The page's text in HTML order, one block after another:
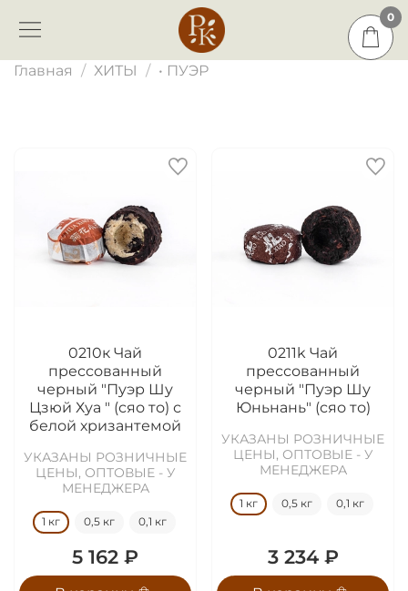
0
Главная ХИТЫ • ПУЭР
0210к Чай
прессованный
черный "Пуэр Шу
Цзюй Хуа " (сяо то) с
белой хризантемой
УКАЗАНЫ РОЗНИЧНЫЕ
ЦЕНЫ, ОПТОВЫЕ - У
МЕНЕДЖЕРА
1 кг 0,5 кг 0,1 кг
5 162 ₽
0211k Чай
прессованный
черный "Пуэр Шу
Юньнань" (сяо то)
УКАЗАНЫ РОЗНИЧНЫЕ
ЦЕНЫ, ОПТОВЫЕ - У
МЕНЕДЖЕРА
1 кг 0,5 кг 0,1 кг
3 234 ₽
0